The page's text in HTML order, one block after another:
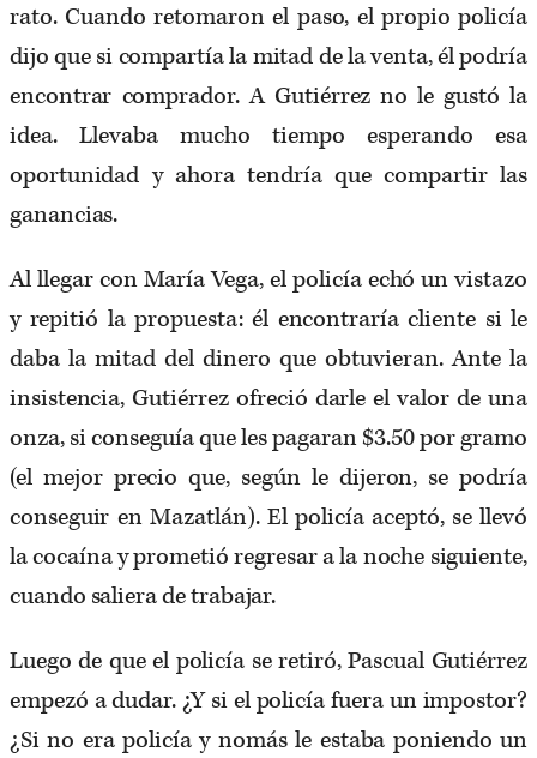
rato. Cuando retomaron el paso, el propio policía
dijo que si compartía la mitad de la venta, él podría
encontrar comprador. A Gutiérrez no le gustó la
idea. Llevaba mucho tiempo esperando esa
oportunidad y ahora tendría que compartir las
ganancias.
Al llegar con María Vega, el policía echó un vistazo
y repitió la propuesta: él encontraría cliente si le
daba la mitad del dinero que obtuvieran. Ante la
insistencia, Gutiérrez ofreció darle el valor de una
onza, si conseguía que les pagaran $3.50 por gramo
(el mejor precio que, según le dijeron, se podría
conseguir en Mazatlán). El policía aceptó, se llevó
la cocaína y prometió regresar a la noche siguiente,
cuando saliera de trabajar.
Luego de que el policía se retiró, Pascual Gutiérrez
empezó a dudar. ¿Y si el policía fuera un impostor?
¿Si no era policía y nomás le estaba poniendo un